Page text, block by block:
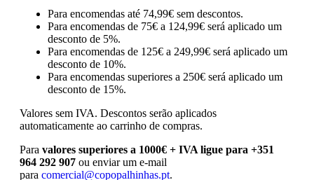
Para encomendas até 74,99€ sem descontos.
Para encomendas de 75€ a 124,99€ será aplicado um
desconto de 5%.
Para encomendas de 125€ a 249,99€ será aplicado um
desconto de 10%.
Para encomendas superiores a 250€ será aplicado um
desconto de 15%.
Valores sem IVA. Descontos serão aplicados
automaticamente ao carrinho de compras.
Para valores superiores a 1000€ + IVA ligue para +351
964 292 907 ou enviar um e-mail
para comercial@copopalhinhas.pt.